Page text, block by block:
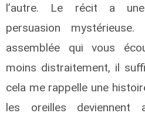
l’autre. Le récit a
persuasion mystérieuse.
assemblée qui vous
moins distraitement, il
cela me rappelle une
les oreilles deviennent